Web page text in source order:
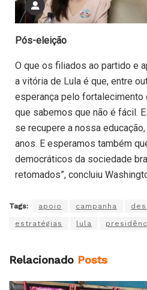
Pós-eleição
O que os filiados ao partido e
a vitória de Lula é que, entre
esperança pelo fortalecimento
que sabemos que não é fácil.
se recupere a nossa
anos. E esperamos também
democráticos da sociedade
retomados”, concluiu
Tags: apoio campanha
estratégias lula
Relacionado Posts